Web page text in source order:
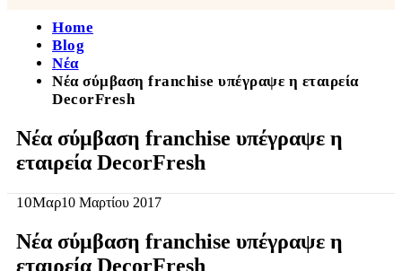
Home
Blog
Νέα
Νέα σύμβαση franchise υπέγραψε η εταιρεία
DecorFresh
Νέα σύμβαση franchise υπέγραψε η
εταιρεία DecorFresh
10Μαρ10 Μαρτίου 2017
Νέα σύμβαση franchise υπέγραψε η
εταιρεία DecorFresh